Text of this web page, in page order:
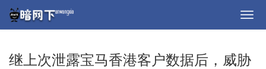
继上次泄露宝马香港客户数据后，威胁